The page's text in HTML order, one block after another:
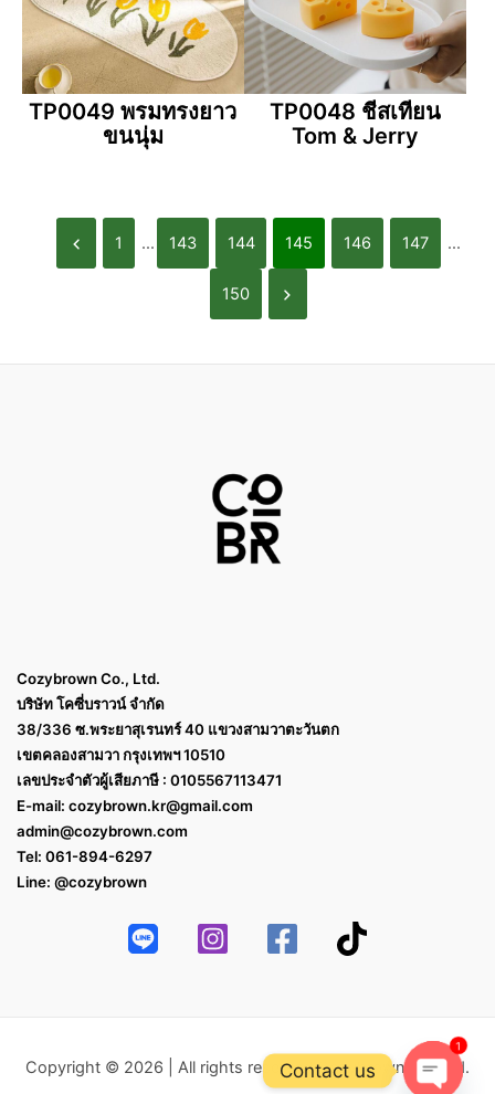
TP0049 พรมทรงยาว
ขนนุ่ม
TP0048 ชีสเทียน
Tom & Jerry
1 ... 143 144 145 146 147 ...
150
Cozybrown Co., Ltd.
บริษัท โคซี่บราวน์ จำกัด
38/336 ซ.พระยาสุเรนทร์ 40 แขวงสามวาตะวันตก
เขตคลองสามวา กรุงเทพฯ 10510
เลขประจำตัวผู้เสียภาษี : 0105567113471
E-mail: cozybrown.kr@gmail.com
admin@cozybrown.com
Tel: 061-894-6297
Line: @cozybrown
Copyright © 2026 | All rights reserved Cozybrown Co.,Ltd.
Contact us
1